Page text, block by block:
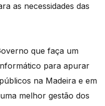
as necessidades das
que faça um
para apurar
na Madeira e em
melhor gestão dos